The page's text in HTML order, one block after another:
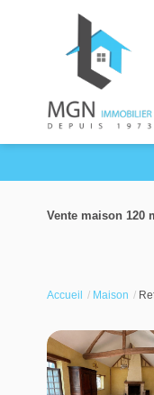
Vente maison 120
Accueil Maison